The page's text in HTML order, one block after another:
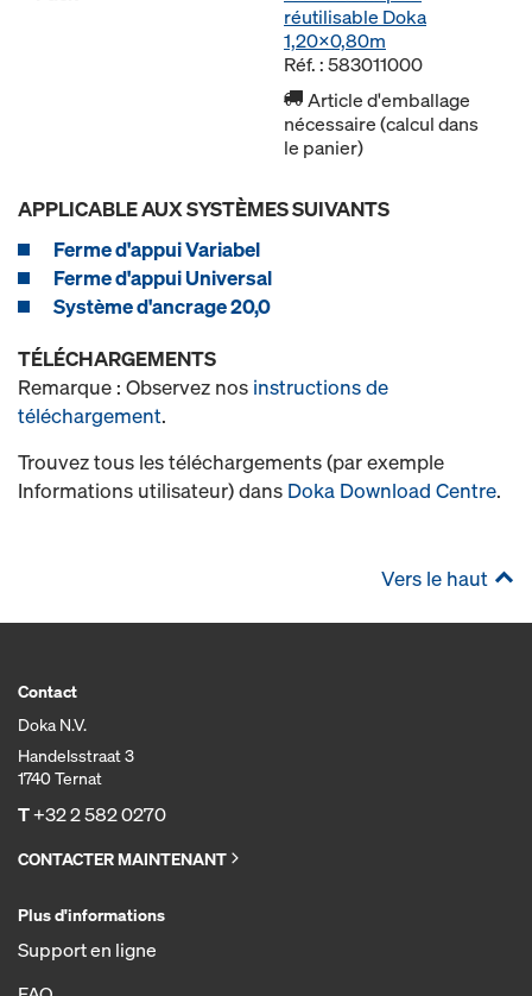
réutilisable Doka
1,20x0,80m
Réf. : 583011000
Article d'emballage
nécessaire (calcul dans
le panier)
APPLICABLE AUX SYSTÈMES SUIVANTS
Ferme d'appui Variabel
Ferme d'appui Universal
Système d'ancrage 20,0
TÉLÉCHARGEMENTS
Remarque : Observez nos instructions de
téléchargement.
Trouvez tous les téléchargements (par exemple
Informations utilisateur) dans Doka Download Centre.
Vers le haut
Contact
Doka N.V.
Handelsstraat 3
1740 Ternat
T+32 2 582 0270
CONTACTER MAINTENANT
Plus d'informations
Support en ligne